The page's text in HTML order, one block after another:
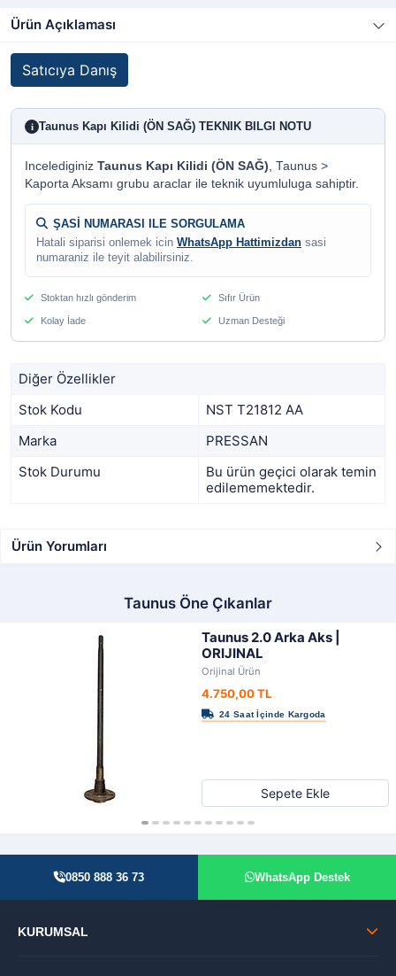
Ürün Açıklaması
Satıcıya Danış
i Taunus Kapı Kilidi (ÖN SAĞ) TEKNIK BILGI NOTU
Incelediginiz Taunus Kapı Kilidi (ÖN SAĞ), Taunus >
Kaporta Aksamı grubu araclar ile teknik uyumluluga sahiptir.
ŞASİ NUMARASI ILE SORGULAMA
Hatali siparisi onlemek icin WhatsApp Hattimizdan sasi
numaraniz ile teyit alabilirsiniz.
Stoktan hızlı gönderim Sıfır Ürün
Kolay İade Uzman Desteği
Diğer Özellikler
Stok Kodu
NST T21812 AA
Marka
PRESSAN
Stok Durumu
Bu ürün geçici olarak temin
edilememektedir.
Ürün Yorumları
Taunus Öne Çıkanlar
Taunus 2.0 Arka Aks |
ORIJINAL
Orijinal Ürün
4.750,00 TL
Sepete Ekle
0850 888 36 73 WhatsApp Destek
KURUMSAL